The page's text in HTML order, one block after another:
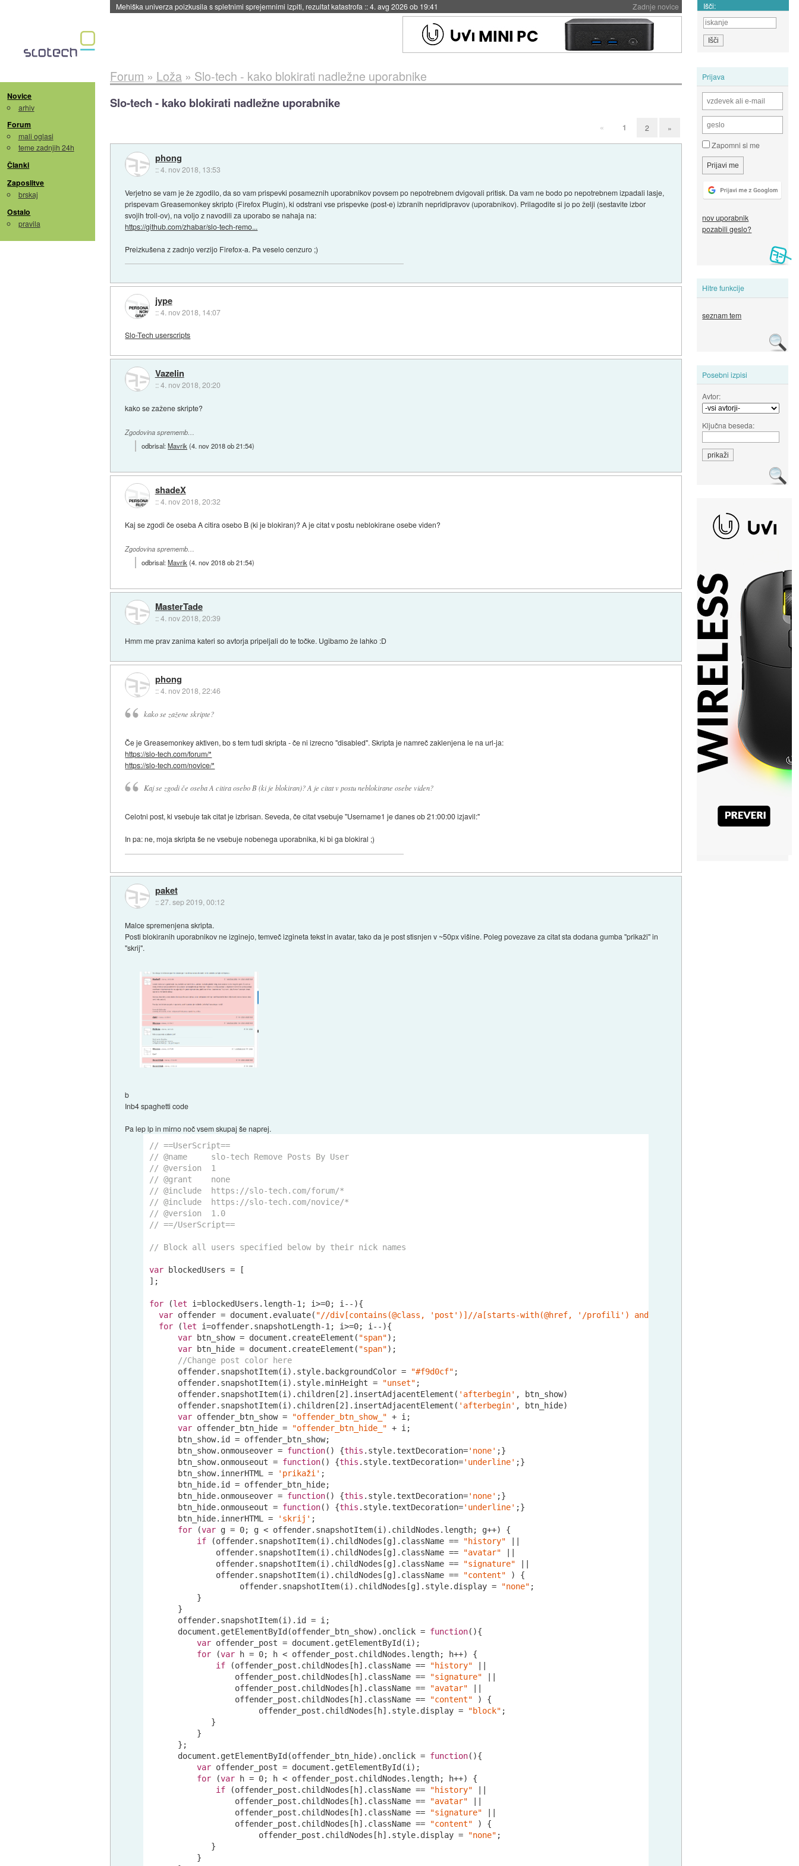
Zadnje novice
Evropska vesoljska agencija razvija svojo raketo za večkratno uporabo::4. avg 2026 ob 19:41 Išči:
Novice
arhiv
Forum
mali oglasi
teme zadnjih 24h
Članki
Zaposlitve
brskaj
Ostalo
pravila
Prijava
Zapomni si me
nov uporabnik
pozabili geslo?
Hitre funkcije
seznam tem
Posebni izpisi
Avtor:
Ključna beseda:
Forum » Loža» Slo-tech - kako blokirati nadležne uporabnike
Slo-tech - kako blokirati nadležne uporabnike
« 1 2 »
phong
::4. nov 2018, 13:53
Verjetno se vam je že zgodilo, da so vam prispevki posameznih uporabnikov povsem po nepotrebnem dvigovali pritisk. Da vam ne bodo po nepotrebnem izpadali lasje,
prispevam Greasemonkey skripto (Firefox Plugin), ki odstrani vse prispevke (post-e) izbranih nepridipravov (uporabnikov). Prilagodite si jo po želji (sestavite izbor
svojih troll-ov), na voljo z navodili za uporabo se nahaja na:
https://github.com/zhabar/slo-tech-remo...
Preizkušena z zadnjo verzijo Firefox-a. Pa veselo cenzuro ;)
jype
::4. nov 2018, 14:07
Slo-Tech userscripts
Vazelin
::4. nov 2018, 20:20
kako se zažene skripte?
Zgodovina sprememb…
odbrisal:Mavrik(4. nov 2018 ob 21:54)
shadeX
::4. nov 2018, 20:32
Kaj se zgodi če oseba A citira osebo B (ki je blokiran)? A je citat v postu neblokirane osebe viden?
Zgodovina sprememb…
odbrisal:Mavrik (4. nov 2018 ob 21:54)
MasterTade
::4. nov 2018, 20:39
Hmm me prav zanima kateri so avtorja pripeljali do te točke. Ugibamo že lahko :D
phong
::4. nov 2018, 22:46
kako se zažene skripte?
Če je Greasemonkey aktiven, bo s tem tudi skripta - če ni izrecno "disabled". Skripta je namreč zaklenjena le na url-ja:
https://slo-tech.com/forum/*
https://slo-tech.com/novice/*
Kaj se zgodi če oseba A citira osebo B (ki je blokiran)? A je citat v postu neblokirane osebe viden?
Celotni post, ki vsebuje tak citat je izbrisan. Seveda, če citat vsebuje "Username1 je danes ob 21:00:00 izjavil:"
In pa: ne, moja skripta še ne vsebuje nobenega uporabnika, ki bi ga blokiral ;)
paket
::27. sep 2019, 00:12
Malce spremenjena skripta.
Posti blokiranih uporabnikov ne izginejo, temveč izgineta tekst in avatar, tako da je post stisnjen v ~50px višine. Poleg povezave za citat sta dodana gumba "prikaži" in
"skrij".
b
Inb4 spaghetti code
Pa lep lp in mirno noč vsem skupaj še naprej.
// ==UserScript==
// @name     slo-tech Remove Posts By User
// @version  1
// @grant    none
// @include  https://slo-tech.com/forum/*
// @include  https://slo-tech.com/novice/*
// @version  1.0
// ==/UserScript==
// Block all users specified below by their nick names
var blockedUsers = [
];
for (let i=blockedUsers.length-1 ; i>=0; i--){
var offender = document .evaluate( "//div[contains(@class, 'post')]//a[starts-with(@href, '/profili') and text() = '"
for (let i=offender.snapshotLength-1 ; i>=0; i--){
var btn_show = document .createElement( "span");
var btn_hide = document .createElement( "span");
//Change post color here
      offender.snapshotItem(i).style.backgroundColor =
"#f9d0cf" ;
      offender.snapshotItem(i).style.minHeight =
"unset" ;
      offender.snapshotItem(i).children[
2].insertAdjacentElement( 'afterbegin' , btn_show)
      offender.snapshotItem(i).children[
2].insertAdjacentElement( 'afterbegin' , btn_hide)
var offender_btn_show = "offender_btn_show_" + i;
var offender_btn_hide = "offender_btn_hide_" + i;
      btn_show.id = offender_btn_show;
      btn_show.onmouseover =
function( ) {this .style.textDecoration='none' ;}
      btn_show.onmouseout =
function( ) {this .style.textDecoration='underline' ;}
      btn_show.innerHTML =
'prikaži' ;
      btn_hide.id = offender_btn_hide;
      btn_hide.onmouseover =
function( ) {this .style.textDecoration='none' ;}
      btn_hide.onmouseout =
function( ) {this .style.textDecoration='underline' ;}
      btn_hide.innerHTML =
'skrij' ;
for (var g = 0; g < offender.snapshotItem(i).childNodes.length; g++) {
if (offender.snapshotItem(i).childNodes[g].className == "history"
              offender.snapshotItem(i).childNodes[g].className ==
"avatar"
              offender.snapshotItem(i).childNodes[g].className ==
"signature"
              offender.snapshotItem(i).childNodes[g].className ==
"content" ) {
                   offender.snapshotItem(i).childNodes[g].style.display =
"none" ;
          }
      }
      offender.snapshotItem(i).id = i;
document .getElementById(offender_btn_show).onclick = function( ){
var offender_post = document .getElementById(i);
for (var h = 0; h < offender_post.childNodes.length; h++) {
if (offender_post.childNodes[h].className == "history"
                  offender_post.childNodes[h].className ==
"signature"
                  offender_post.childNodes[h].className ==
"avatar"
                  offender_post.childNodes[h].className ==
"content" ) {
                       offender_post.childNodes[h].style.display =
"block" ;
             }
          }
      };
document .getElementById(offender_btn_hide).onclick = function( ){
var offender_post = document .getElementById(i);
for (var h = 0; h < offender_post.childNodes.length; h++) {
if (offender_post.childNodes[h].className == "history"
                  offender_post.childNodes[h].className ==
"avatar"
                  offender_post.childNodes[h].className ==
"signature"
                  offender_post.childNodes[h].className ==
"content" ) {
                       offender_post.childNodes[h].style.display =
"none" ;
             }
          }